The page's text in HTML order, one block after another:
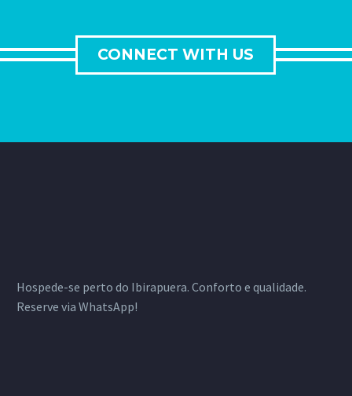
CONNECT WITH US
Hospede-se perto do Ibirapuera. Conforto e qualidade.
Reserve via WhatsApp!